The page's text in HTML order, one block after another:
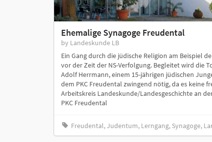
Ehemalige Synagoge Freudental
by Landeskunde LB
Ein Gang durch die jüdische Religion am Beispiel
vor der Zeit der NS-Verfolgung. Begleitet wird die
Adolf Herrmann, einem 15-jährigen jüdischen
dem PKC Freudental zwingend nötig, da es keine
Arbeitskreis Landeskunde/Landesgeschichte an
PKC Freudental
Freudental, Judentum, Lerngang, Synagoge,